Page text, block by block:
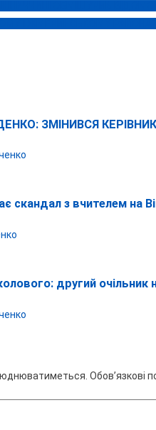
ЗМІНИВСЯ
скандал з вчителем на
другий
Обов’язкові